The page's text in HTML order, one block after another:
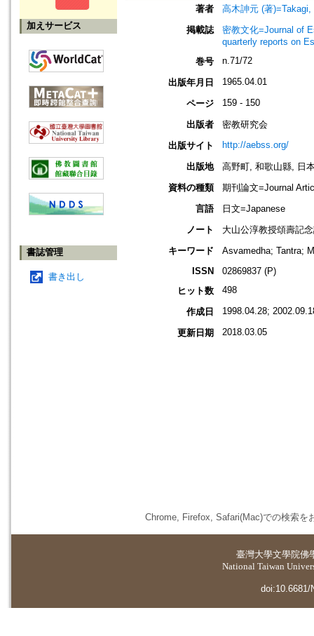
加えサービス
書誌管理
書き出し
著者
高木訷元 (著)=Takagi,
掲載誌
密教文化=Journal of
quarterly reports on
巻号
n.71/72
出版年月日 1965.04.01
ページ 159 - 150
出版者
密教研究会
出版サイト
http://aebss.org/
出版地
高野町, 和歌山縣, 日
資料の種類
期刊論文=Journal
言語
日文=Japanese
ノート
大山公淳教授頌壽記
キーワード
Asvamedha; Tantra;
ISSN
02869837 (P)
ヒット数
498
作成日 1998.04.28;
更新日期 2018.03.05
Chrome, Firefox, Safari(Mac)での検索を
臺灣大學文學院佛
National Taiwan
doi:10.6681/